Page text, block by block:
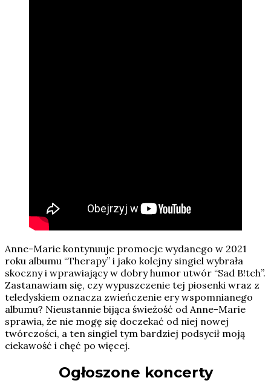
Anne-Marie kontynuuje promocje wydanego w 2021
roku albumu “Therapy” i jako kolejny singiel wybrała
skoczny i wprawiający w dobry humor utwór “Sad B!tch”.
Zastanawiam się, czy wypuszczenie tej piosenki wraz z
teledyskiem oznacza zwieńczenie ery wspomnianego
albumu? Nieustannie bijąca świeżość od Anne-Marie
sprawia, że nie mogę się doczekać od niej nowej
twórczości, a ten singiel tym bardziej podsycił moją
ciekawość i chęć po więcej.
Ogłoszone koncerty